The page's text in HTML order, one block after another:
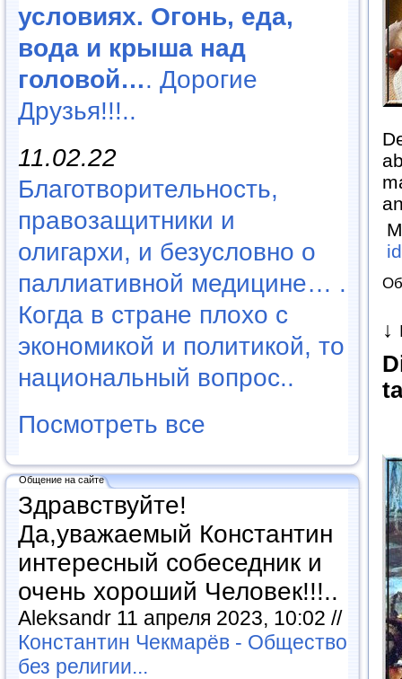
условиях. Огонь, еда,
вода и крыша над
головой…. Дорогие
Друзья!!!..
11.02.22
Благотворительность,
правозащитники и
олигархи, и безусловно о
паллиативной медицине… .
Когда в стране плохо с
экономикой и политикой, то
национальный вопрос..
Посмотреть все
Общение на сайте
Здравствуйте!
Да,уважаемый Константин
интересный собеседник и
очень хороший Человек!!!..
Aleksandr 11 апреля 2023, 10:02 //
Константин Чекмарёв - Общество
без религии...